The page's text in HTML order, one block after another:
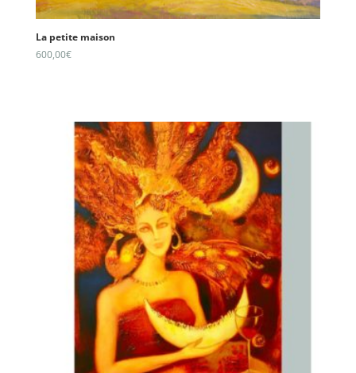
La petite maison
600,00€